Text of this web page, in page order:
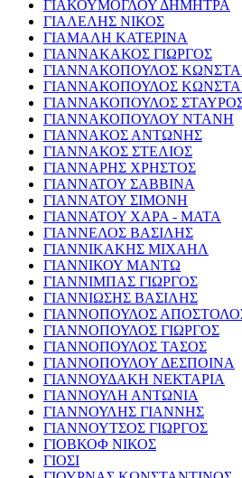
ΓΙΑΚΟΥΜΟΓΛΟΥ ΔΗΜΗΤΡΑ
ΓΙΑΛΕΛΗΣ ΝΙΚΟΣ
ΓΙΑΜΑΛΗ ΚΑΤΕΡΙΝΑ
ΓΙΑΝΝΑΚΑΚΟΣ ΓΙΩΡΓΟΣ
ΓΙΑΝΝΑΚΟΠΟΥΛΟΣ
ΓΙΑΝΝΑΚΟΠΟΥΛΟΣ
ΓΙΑΝΝΑΚΟΠΟΥΛΟΣ
ΓΙΑΝΝΑΚΟΠΟΥΛΟΥ ΝΤΑΝΗ
ΓΙΑΝΝΑΚΟΣ ΑΝΤΩΝΗΣ
ΓΙΑΝΝΑΚΟΣ ΣΤΕΛΙΟΣ
ΓΙΑΝΝΑΡΗΣ ΧΡΗΣΤΟΣ
ΓΙΑΝΝΑΤΟΥ ΣΑΒΒΙΝΑ
ΓΙΑΝΝΑΤΟΥ ΣΙΜΟΝΗ
ΓΙΑΝΝΑΤΟΥ ΧΑΡΑ - ΜΑΤΑ
ΓΙΑΝΝΕΛΟΣ ΒΑΣΙΛΗΣ
ΓΙΑΝΝΙΚΑΚΗΣ ΜΙΧΑΗΛ
ΓΙΑΝΝΙΚΟΥ ΜΑΝΤΩ
ΓΙΑΝΝΙΜΠΑΣ ΓΙΩΡΓΟΣ
ΓΙΑΝΝΙΩΣΗΣ ΒΑΣΙΛΗΣ
ΓΙΑΝΝΟΠΟΥΛΟΣ
ΓΙΑΝΝΟΠΟΥΛΟΣ ΓΙΩΡΓΟΣ
ΓΙΑΝΝΟΠΟΥΛΟΣ ΤΑΣΟΣ
ΓΙΑΝΝΟΠΟΥΛΟΥ ΔΕΣΠΟΙΝΑ
ΓΙΑΝΝΟΥΔΑΚΗ ΝΕΚΤΑΡΙΑ
ΓΙΑΝΝΟΥΛΗ ΑΝΤΩΝΙΑ
ΓΙΑΝΝΟΥΛΗΣ ΓΙΑΝΝΗΣ
ΓΙΑΝΝΟΥΤΣΟΣ ΓΙΩΡΓΟΣ
ΓΙΟΒΚΟΦ ΝΙΚΟΣ
ΓΙΟΣΙ